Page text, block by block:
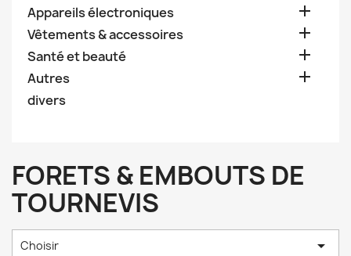
Appareils électroniques 
Vêtements & accessoires 
Santé et beauté 
Autres 
divers
FORETS & EMBOUTS DE
TOURNEVIS
Choisir 